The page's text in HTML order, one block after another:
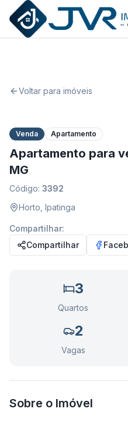
JVR Imóveis
Voltar para imóveis
Venda Apartamento
Apartamento para
MG
Código: 3392
Horto Ipatinga
Compartilhar:
Compartilhar
3
Quartos
2
Vagas
Sobre o Imóvel